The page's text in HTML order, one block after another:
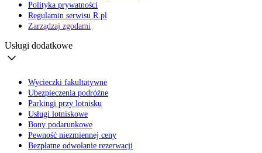
Polityka prywatności
Regulamin serwisu R.pl
Zarządzaj zgodami
Usługi dodatkowe
Wycieczki fakultatywne
Ubezpieczenia podróżne
Parkingi przy lotnisku
Usługi lotniskowe
Bony podarunkowe
Pewność niezmiennej ceny
Bezpłatne odwołanie rezerwacji